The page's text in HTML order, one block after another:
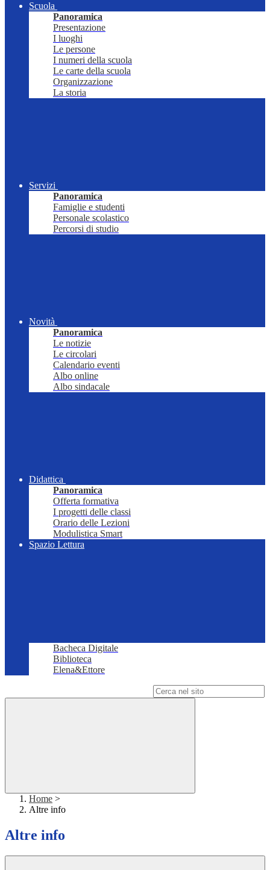
Scuola
Panoramica
Presentazione
I luoghi
Le persone
I numeri della scuola
Le carte della scuola
Organizzazione
La storia
Servizi
Panoramica
Famiglie e studenti
Personale scolastico
Percorsi di studio
Novità
Panoramica
Le notizie
Le circolari
Calendario eventi
Albo online
Albo sindacale
Didattica
Panoramica
Offerta formativa
I progetti delle classi
Orario delle Lezioni
Modulistica Smart
Spazio Lettura
Bacheca Digitale
Biblioteca
Elena&Ettore
Home >
Altre info
Altre info